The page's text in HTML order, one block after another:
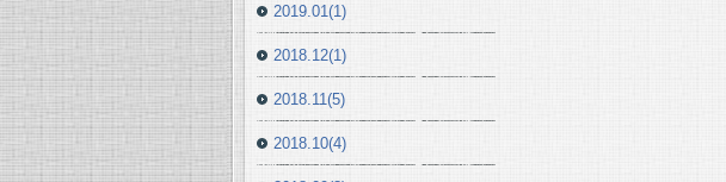
2019.01(1)
2018.12(1)
2018.11(5)
2018.10(4)